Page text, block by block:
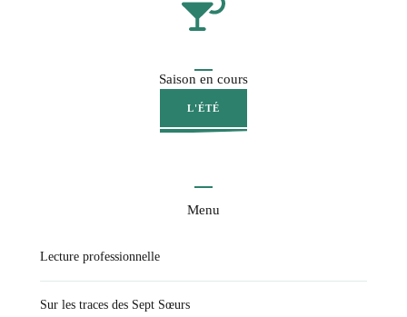
Saison en cours
L'ÉTÉ
Menu
Lecture professionnelle
Sur les traces des Sept Sœurs